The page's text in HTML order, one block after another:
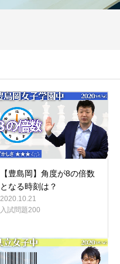
【豊島岡】角度が8の倍数
となる時刻は？
2020.10.21
入試問題200